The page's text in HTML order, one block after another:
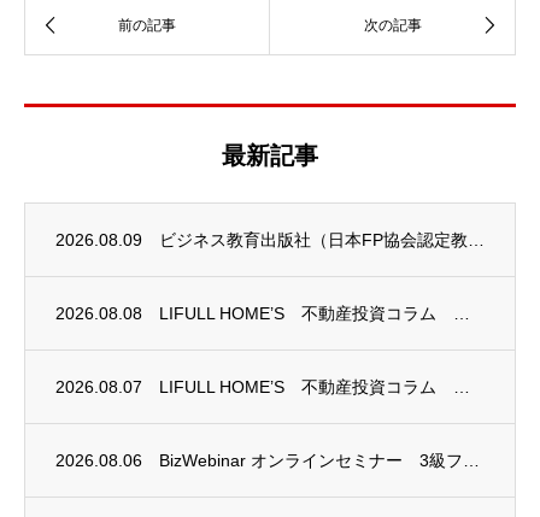
最新記事
2026.08.09 ビジネス教育出版社（日本FP協会認定教育機関）継続セミナー終了のお知らせ
2026.08.08 LIFULL HOME’S 不動産投資コラム 掲載のお知らせ
2026.08.07 LIFULL HOME’S 不動産投資コラム 掲載のお知らせ
2026.08.06 BizWebinar オンラインセミナー 3級ファイナンシャル・プランニング技能士試験...